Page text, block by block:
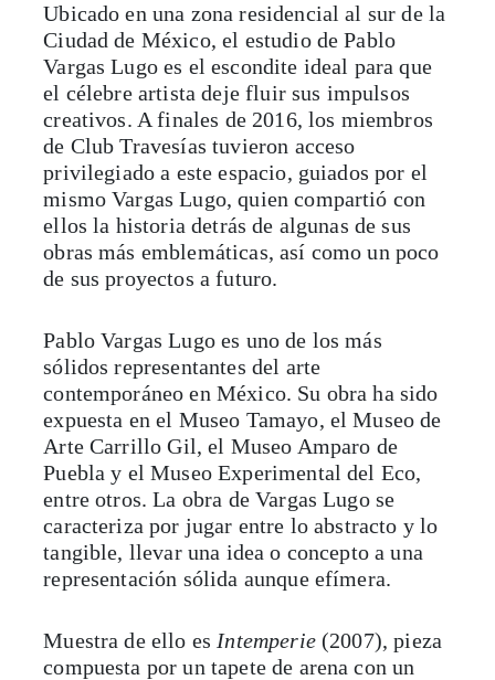
Ubicado en una zona residencial al sur de la
Ciudad de México, el estudio de Pablo
Vargas Lugo es el escondite ideal para que
el célebre artista deje fluir sus impulsos
creativos. A finales de 2016, los miembros
de Club Travesías tuvieron acceso
privilegiado a este espacio, guiados por el
mismo Vargas Lugo, quien compartió con
ellos la historia detrás de algunas de sus
obras más emblemáticas, así como un poco
de sus proyectos a futuro.
Pablo Vargas Lugo es uno de los más
sólidos representantes del arte
contemporáneo en México. Su obra ha sido
expuesta en el Museo Tamayo, el Museo de
Arte Carrillo Gil, el Museo Amparo de
Puebla y el Museo Experimental del Eco,
entre otros. La obra de Vargas Lugo se
caracteriza por jugar entre lo abstracto y lo
tangible, llevar una idea o concepto a una
representación sólida aunque efímera.
Muestra de ello es Intemperie (2007), pieza
compuesta por un tapete de arena con un